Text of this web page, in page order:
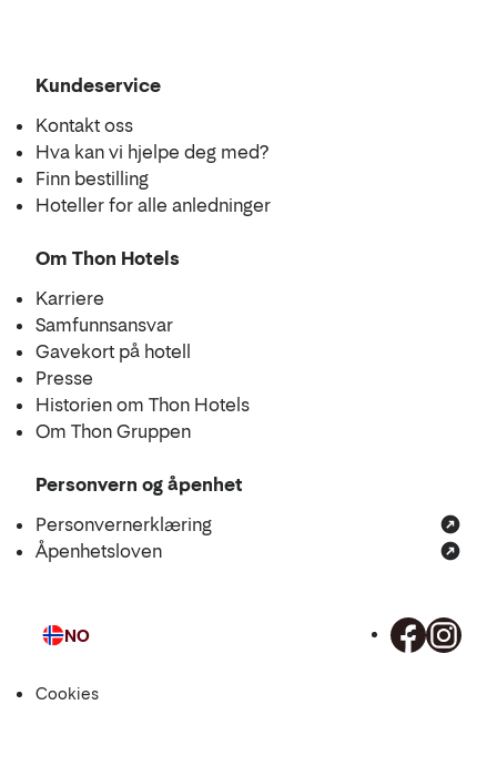
Kundeservice
Kontakt oss
Hva kan vi hjelpe deg med?
Finn bestilling
Hoteller for alle anledninger
Om Thon Hotels
Karriere
Samfunnsansvar
Gavekort på hotell
Presse
Historien om Thon Hotels
Om Thon Gruppen
Personvern og åpenhet
Personvernerklæring
Åpenhetsloven
Språk
NO
Cookies